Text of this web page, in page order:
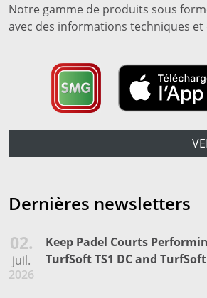
Notre gamme de produits sous
avec des informations techniques et
Dernières newsletters
02.
juil.
2026
Keep Padel Courts
TurfSoft TS1 DC and TurfSoft